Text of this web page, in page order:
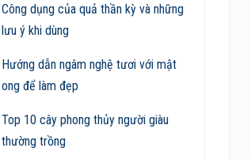
Công dụng của quả thần kỳ và những
lưu ý khi dùng
Hướng dẫn ngâm nghệ tươi với mật
ong để làm đẹp
Top 10 cây phong thủy người giàu
thường trồng